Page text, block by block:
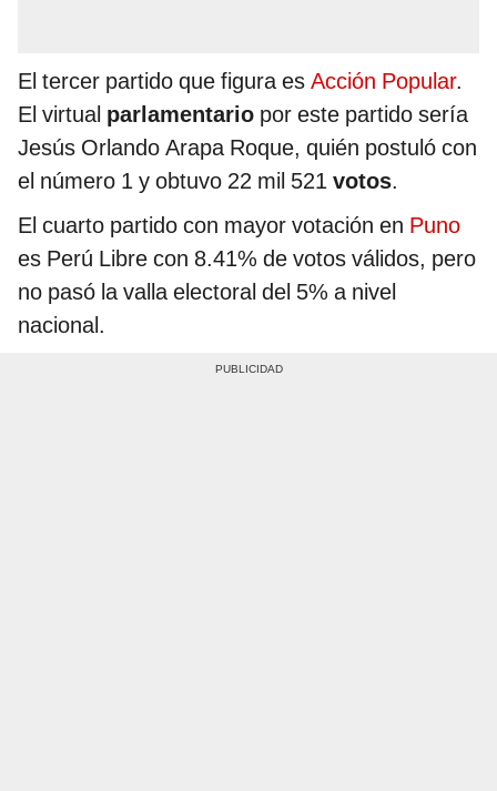
El tercer partido que figura es Acción Popular.
El virtual parlamentario por este partido sería
Jesús Orlando Arapa Roque, quién postuló con
el número 1 y obtuvo 22 mil 521 votos.
El cuarto partido con mayor votación en Puno
es Perú Libre con 8.41% de votos válidos, pero
no pasó la valla electoral del 5% a nivel
nacional.